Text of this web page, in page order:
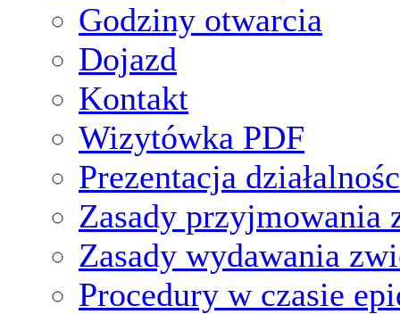
Godziny otwarcia
Dojazd
Kontakt
Wizytówka PDF
Prezentacja
Zasady przyjmowania
Zasady wydawania
Procedury w czasie